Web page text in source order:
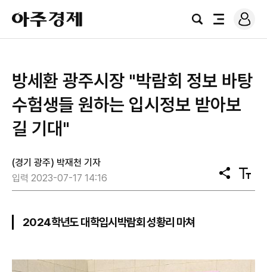
아
주
경
검
전
로
그
방세환 광주시장 "박람회 정보 바탕
수험생들 원하는 입시정보 받아보
길 기대"
(경기 광주) 박재천 기자
입력 2023-07-17 14:16
공
유
텍
스
2024학년도 대학입시박람회 성황리 마쳐